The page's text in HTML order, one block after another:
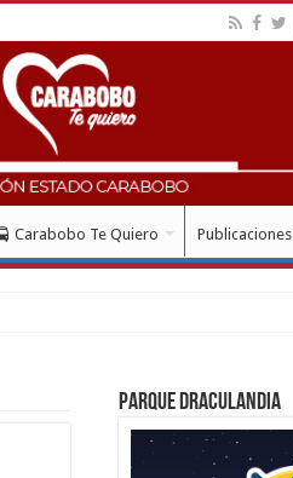
Carabobo Te Quiero Publicaciones
Parque Draculandia